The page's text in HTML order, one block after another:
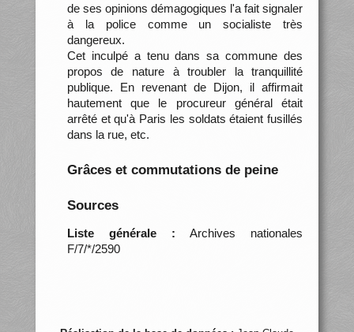
de ses opinions démagogiques l'a fait signaler
à la police comme un socialiste très
dangereux.
Cet inculpé a tenu dans sa commune des
propos de nature à troubler la tranquillité
publique. En revenant de Dijon, il affirmait
hautement que le procureur général était
arrêté et qu'à Paris les soldats étaient fusillés
dans la rue, etc.
Grâces et commutations de peine
Sources
Liste générale : Archives nationales
F/7/*/2590